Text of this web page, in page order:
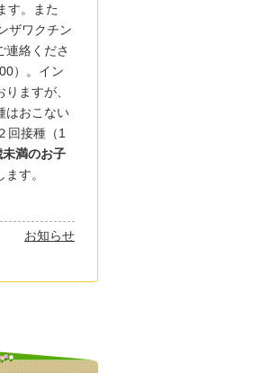
す。また
ザワクチン
連絡くださ
）。イン
ますが、
はおこない
回接種（1
未満のお子
す。
お知らせ